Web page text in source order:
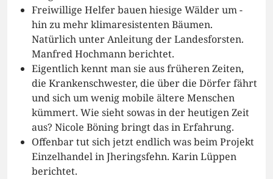
Freiwillige Helfer bauen hiesige Wälder um -
hin zu mehr klimaresistenten Bäumen.
Natürlich unter Anleitung der Landesforsten.
Manfred Hochmann berichtet.
Eigentlich kennt man sie aus früheren Zeiten,
die Krankenschwester, die über die Dörfer fährt
und sich um wenig mobile ältere Menschen
kümmert. Wie sieht sowas in der heutigen Zeit
aus? Nicole Böning bringt das in Erfahrung.
Offenbar tut sich jetzt endlich was beim Projekt
Einzelhandel in Jheringsfehn. Karin Lüppen
berichtet.